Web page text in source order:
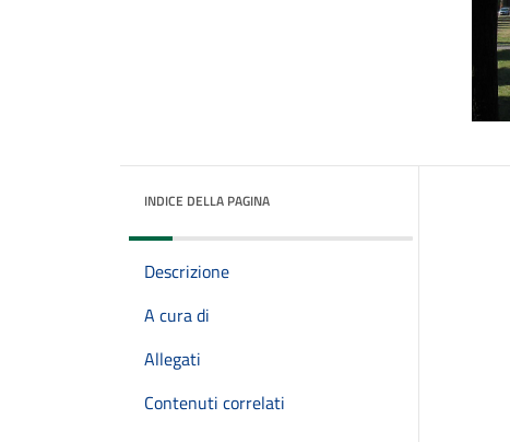
INDICE DELLA PAGINA
Descrizione
A cura di
Allegati
Contenuti correlati